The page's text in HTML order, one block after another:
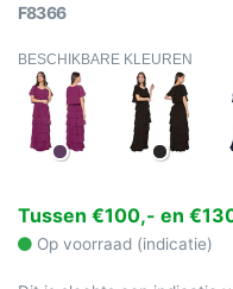
F8366
BESCHIKBARE KLEUREN
Tussen €100,- en
Op voorraad (indicatie)